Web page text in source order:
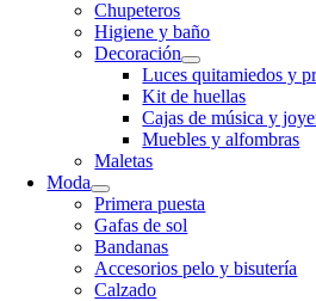
Chupeteros
Higiene y baño
Decoración
Luces quitamiedos y
Kit de huellas
Cajas de música y
Muebles y alfombras
Maletas
Moda
Primera puesta
Gafas de sol
Bandanas
Accesorios pelo y bisutería
Calzado